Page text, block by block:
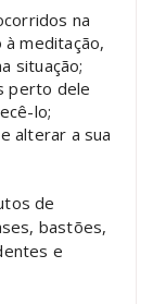
na
meditação,
situação;
perto dele
lo;
alterar a sua
de
bastões,
e